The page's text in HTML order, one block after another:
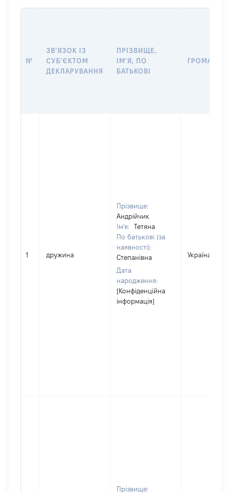
№
ЗВ'ЯЗОК ІЗ
СУБ'ЄКТОМ
ДЕКЛАРУВАННЯ
ПРІЗВИЩЕ,
ІМ'Я, ПО
БАТЬКОВІ
1 дружина
Прізвище:
Андрійчик
Ім'я:
Тетяна
По батькові (за
наявності):
Степанівна
Дата
народження:
[Конфіденційна
інформація]
Україна
Прізвище: